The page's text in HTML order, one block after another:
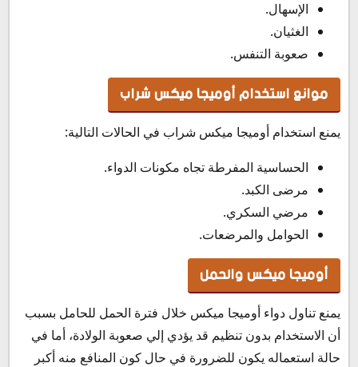
الإسهال.
الغثيان.
صعوبة التنفس.
موانع استخدام أوميجا ميكس شراب
يمنع استخدام أوميجا ميكس شراب في الحالات التالية:
الحساسية المفرطة تجاه مكونات الدواء.
مرضى الكبد.
مرضي السكري.
الحوامل والمرضعات.
أوميجا ميكس والحمل
يمنع تناول دواء أوميجا ميكس خلال فترة الحمل للحامل بسبب
أن الاستخدام بدون تنظيم قد يؤدي إلي صعوبة الولادة، أما في
حالة استعماله يكون للضرورة في حال كون المنافع منه أكبر